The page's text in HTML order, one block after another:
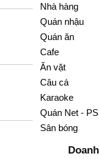
Nhà hàng
Quán nhậu
Quán ăn
Cafe
Ăn vặt
Câu cá
Karaoke
Quán Net - PS
Sân bóng